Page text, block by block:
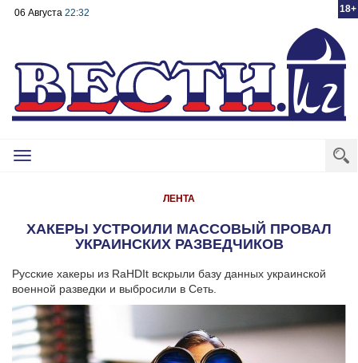
18+
06 Августа 22:32
Toggle
ЛЕНТА
ХАКЕРЫ УСТРОИЛИ МАССОВЫЙ ПРОВАЛ
УКРАИНСКИХ РАЗВЕДЧИКОВ
Русские хакеры из RaHDIt вскрыли базу данных украинской
военной разведки и выбросили в Сеть.